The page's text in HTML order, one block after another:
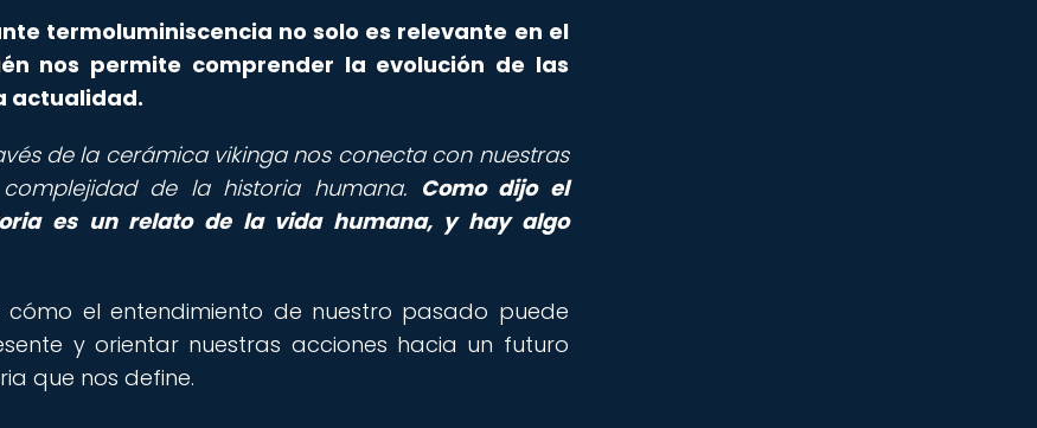
termoluminiscencia no solo es relevante en el
nos permite comprender la evolución de las
actualidad.
de la cerámica vikinga nos conecta con nuestras
de la historia humana. Como dijo el
es un relato de la vida humana, y hay algo
el entendimiento de nuestro pasado puede
y orientar nuestras acciones hacia un futuro
que nos define.